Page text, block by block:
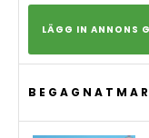
LÄGG IN ANNONS